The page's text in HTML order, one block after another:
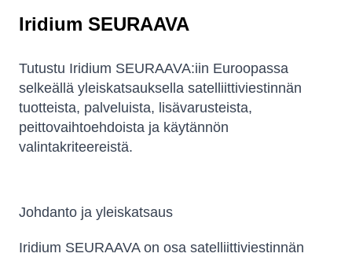
Iridium SEURAAVA
Tutustu Iridium SEURAAVA:iin Euroopassa
selkeällä yleiskatsauksella satelliittiviestinnän
tuotteista, palveluista, lisävarusteista,
peittovaihtoehdoista ja käytännön
valintakriteereistä.
Johdanto ja yleiskatsaus
Iridium SEURAAVA on osa satelliittiviestinnän